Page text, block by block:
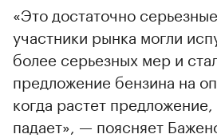
«Это достаточно
участники рынка могли
более серьезных мер и
предложение бензина на
когда растет
падает», — поясняет